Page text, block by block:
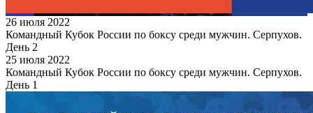
26 июля 2022
Командный Кубок России по боксу среди мужчин. Серпухов.
День 2
25 июля 2022
Командный Кубок России по боксу среди мужчин. Серпухов.
День 1